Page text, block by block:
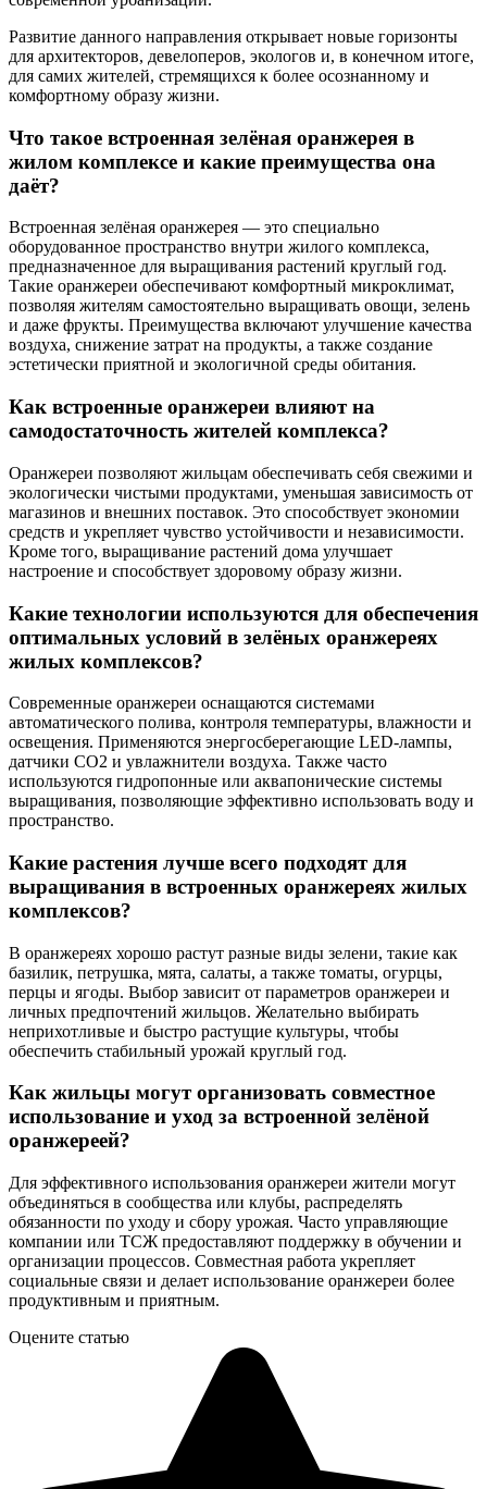
Развитие данного направления открывает новые горизонты
для архитекторов, девелоперов, экологов и, в конечном итоге,
для самих жителей, стремящихся к более осознанному и
комфортному образу жизни.
Что такое встроенная зелёная оранжерея в
жилом комплексе и какие преимущества она
даёт?
Встроенная зелёная оранжерея — это специально
оборудованное пространство внутри жилого комплекса,
предназначенное для выращивания растений круглый год.
Такие оранжереи обеспечивают комфортный микроклимат,
позволяя жителям самостоятельно выращивать овощи, зелень
и даже фрукты. Преимущества включают улучшение качества
воздуха, снижение затрат на продукты, а также создание
эстетически приятной и экологичной среды обитания.
Как встроенные оранжереи влияют на
самодостаточность жителей комплекса?
Оранжереи позволяют жильцам обеспечивать себя свежими и
экологически чистыми продуктами, уменьшая зависимость от
магазинов и внешних поставок. Это способствует экономии
средств и укрепляет чувство устойчивости и независимости.
Кроме того, выращивание растений дома улучшает
настроение и способствует здоровому образу жизни.
Какие технологии используются для обеспечения
оптимальных условий в зелёных оранжереях
жилых комплексов?
Современные оранжереи оснащаются системами
автоматического полива, контроля температуры, влажности и
освещения. Применяются энергосберегающие LED-лампы,
датчики CO2 и увлажнители воздуха. Также часто
используются гидропонные или аквапонические системы
выращивания, позволяющие эффективно использовать воду и
пространство.
Какие растения лучше всего подходят для
выращивания в встроенных оранжереях жилых
комплексов?
В оранжереях хорошо растут разные виды зелени, такие как
базилик, петрушка, мята, салаты, а также томаты, огурцы,
перцы и ягоды. Выбор зависит от параметров оранжереи и
личных предпочтений жильцов. Желательно выбирать
неприхотливые и быстро растущие культуры, чтобы
обеспечить стабильный урожай круглый год.
Как жильцы могут организовать совместное
использование и уход за встроенной зелёной
оранжереей?
Для эффективного использования оранжереи жители могут
объединяться в сообщества или клубы, распределять
обязанности по уходу и сбору урожая. Часто управляющие
компании или ТСЖ предоставляют поддержку в обучении и
организации процессов. Совместная работа укрепляет
социальные связи и делает использование оранжереи более
продуктивным и приятным.
Оцените статью